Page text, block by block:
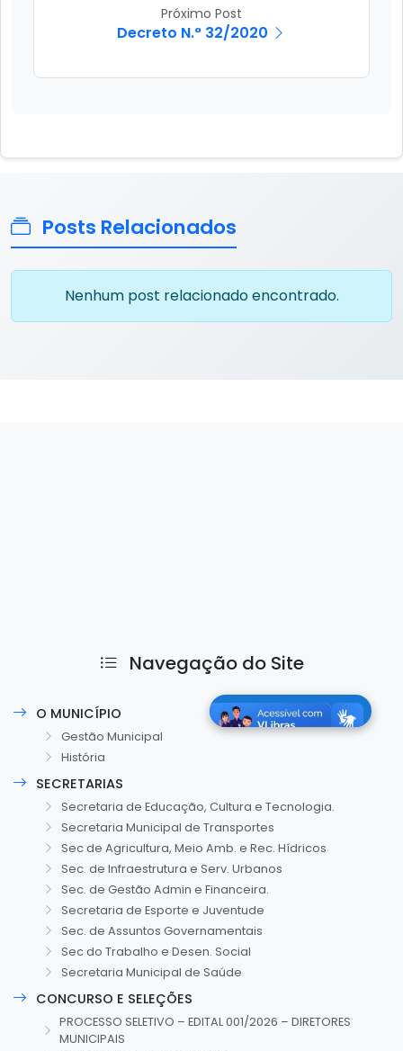
Próximo Post
Decreto N.° 32/2020
Posts Relacionados
Nenhum post relacionado encontrado.
Navegação do Site
O MUNICÍPIO
Gestão Municipal
História
SECRETARIAS
Secretaria de Educação, Cultura e Tecnologia.
Secretaria Municipal de Transportes
Sec de Agricultura, Meio Amb. e Rec. Hídricos
Sec. de Infraestrutura e Serv. Urbanos
Sec. de Gestão Admin e Financeira.
Secretaria de Esporte e Juventude
Sec. de Assuntos Governamentais
Sec do Trabalho e Desen. Social
Secretaria Municipal de Saúde
CONCURSO E SELEÇÕES
PROCESSO SELETIVO – EDITAL 001/2026 – DIRETORES
MUNICIPAIS